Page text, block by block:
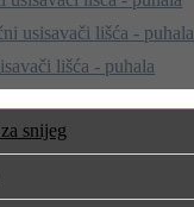
usisavači lišća - puhala
lišća - puhala
snijeg